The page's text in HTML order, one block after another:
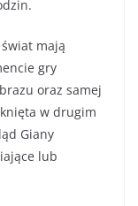
mają
gry
oraz samej
w drugim
Giany
lub